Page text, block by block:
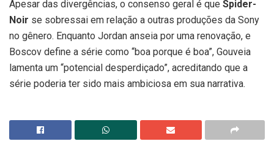
Apesar das divergências, o consenso geral é que Spider-
Noir se sobressai em relação a outras produções da Sony
no gênero. Enquanto Jordan anseia por uma renovação, e
Boscov define a série como “boa porque é boa”, Gouveia
lamenta um “potencial desperdiçado”, acreditando que a
série poderia ter sido mais ambiciosa em sua narrativa.